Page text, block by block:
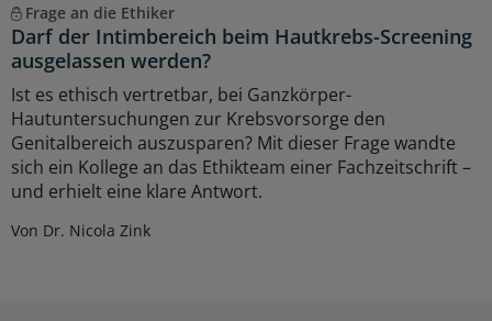
Frage an die Ethiker
Darf der Intimbereich beim Hautkrebs-Screening
ausgelassen werden?
Ist es ethisch vertretbar, bei Ganzkörper-
Hautuntersuchungen zur Krebsvorsorge den
Genitalbereich auszusparen? Mit dieser Frage wandte
sich ein Kollege an das Ethikteam einer Fachzeitschrift –
und erhielt eine klare Antwort.
Von Dr. Nicola Zink